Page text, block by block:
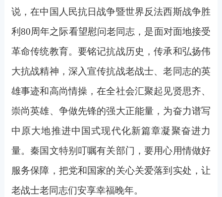
说，在中国人民抗日战争暨世界反法西斯战争胜
利80周年之际看望慰问老同志，是面对面地接受
革命传统教育。要铭记抗战历史，传承和弘扬伟
大抗战精神，深入宣传抗战老战士、老同志的英
雄事迹和高尚情操，在全社会汇聚起见贤思齐、
崇尚英雄、争做先锋的强大正能量，为奋力谱写
中原大地推进中国式现代化新篇章凝聚奋进力
量。秦国文特别叮嘱有关部门，要用心用情做好
服务保障，把党和国家的关心关爱落到实处，让
老战士老同志们安享幸福晚年。